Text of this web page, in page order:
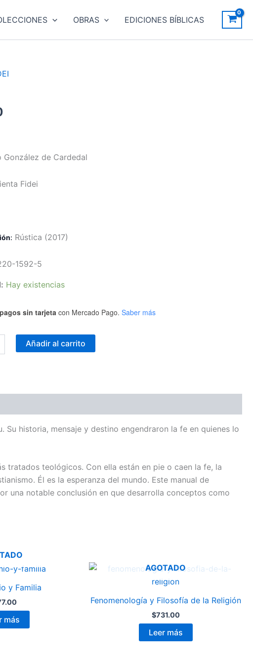
OBRAS EDICIONES BÍBLICAS
González de Cardedal
Fidei
: Rústica (2017)
1592-5
Hay existencias
sin tarjetacon Mercado Pago. Saber más
Añadir al carrito
historia, mensaje y destino engendraron la fe en quienes lo
tratados teológicos. Con ella están en pie o caen la fe, la
Él es la esperanza del mundo. Este manual de
una notable conclusión en que desarrolla conceptos como
y Familia
más
AGOTADO
Fenomenología y Filosofía de la Religión
$731.00
Leer más